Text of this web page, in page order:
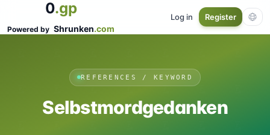
0.gp
Powered by Shrunken.com
Log in Register
REFERENCES / KEYWORD
Selbstmordgedanken